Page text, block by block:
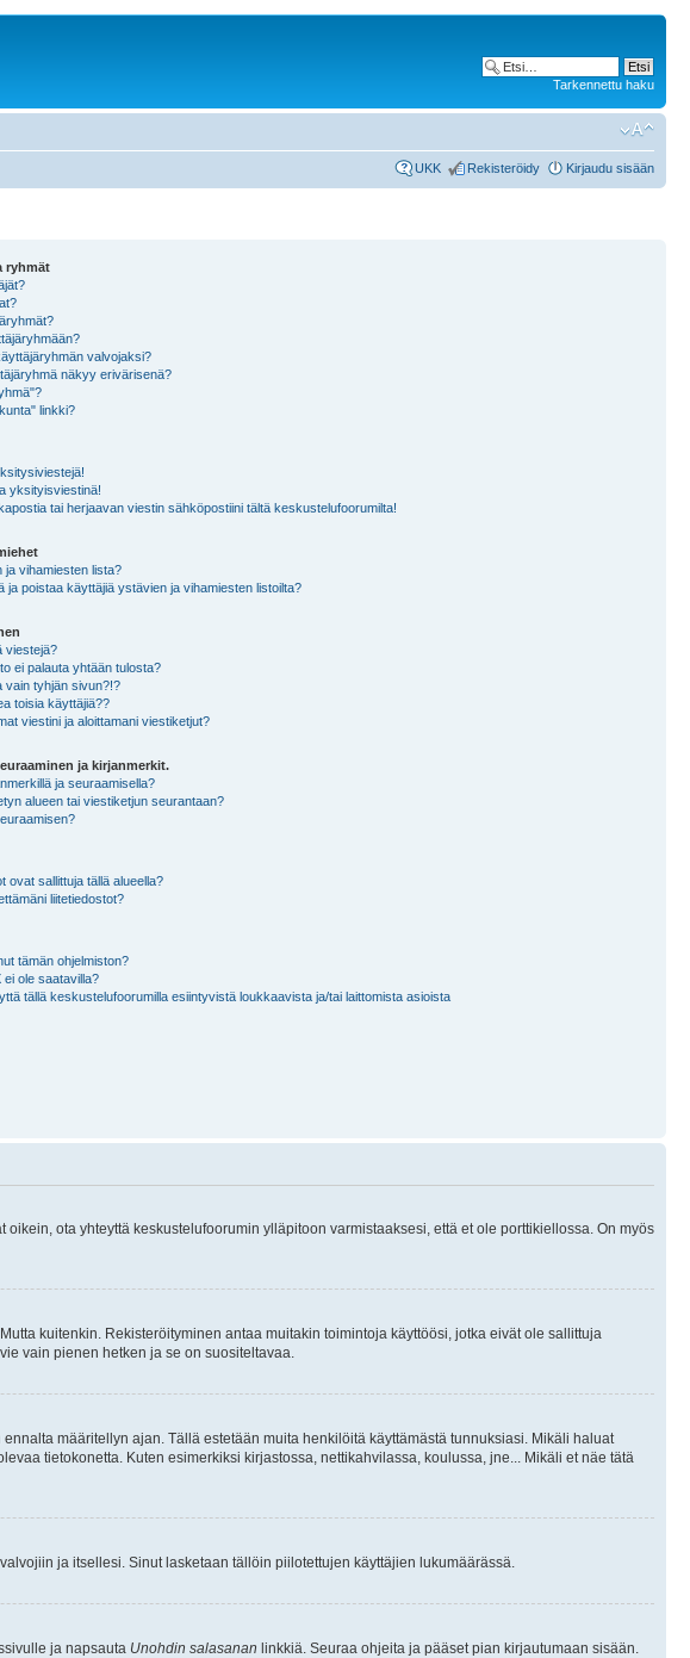
Tarkennettu haku
UKK Rekisteröidy Kirjaudu sisään
ryhmät
valvojaksi?
näkyy erivärisenä?
linkki?
yksityisviestinä!
tai herjaavan viestin sähköpostiini tältä keskustelufoorumilta!
ja vihamiesten lista?
ja poistaa käyttäjiä ystävien ja vihamiesten listoilta?
viestejä?
ei palauta yhtään tulosta?
vain tyhjän sivun?!?
toisia käyttäjiä??
viestini ja aloittamani viestiketjut?
ja kirjanmerkit.
ja seuraamisella?
alueen tai viestiketjun seurantaan?
ovat sallittuja tällä alueella?
liitetiedostot?
tämän ohjelmiston?
ei ole saatavilla?
tällä keskustelufoorumilla esiintyvistä loukkaavista ja/tai laittomista asioista
ota yhteyttä keskustelufoorumin ylläpitoon varmistaaksesi, että et ole porttikiellossa. On myös
kuitenkin. Rekisteröityminen antaa muitakin toimintoja käyttöösi, jotka eivät ole sallittuja
vain pienen hetken ja se on suositeltavaa.
määritellyn ajan. Tällä estetään muita henkilöitä käyttämästä tunnuksiasi. Mikäli haluat
tietokonetta. Kuten esimerkiksi kirjastossa, nettikahvilassa, koulussa, jne... Mikäli et näe tätä
ja itsellesi. Sinut lasketaan tällöin piilotettujen käyttäjien lukumäärässä.
ja napsauta Unohdin salasanan linkkiä. Seuraa ohjeita ja pääset pian kirjautumaan sisään.